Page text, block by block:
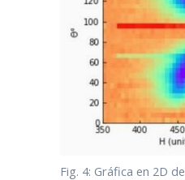
Fig. 4: Gráfica en 2D de